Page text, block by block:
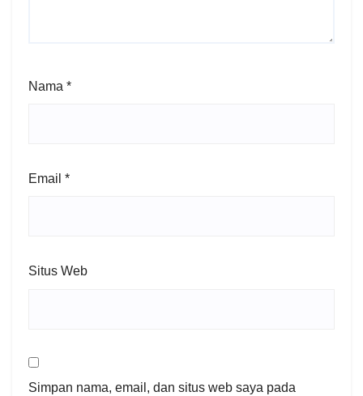
Nama *
Email *
Situs Web
Simpan nama, email, dan situs web saya pada